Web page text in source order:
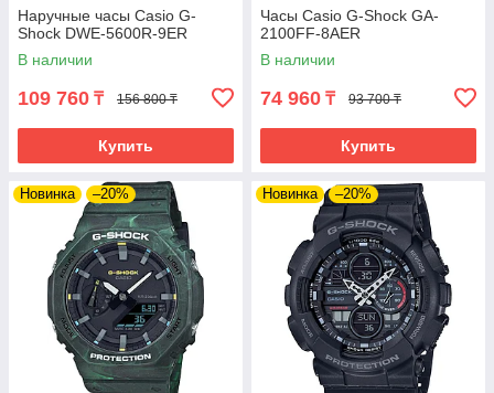
Наручные часы Casio G-
Shock DWE-5600R-9ER
В наличии
109 760 ₸ 156 800 ₸
Купить
Часы Casio G-Shock GA-
2100FF-8AER
В наличии
74 960 ₸ 93 700 ₸
Купить
Новинка –20% Новинка –20%